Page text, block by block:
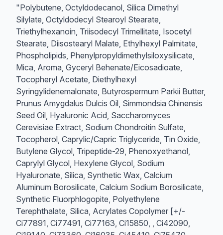
"Polybutene, Octyldodecanol, Silica Dimethyl
Silylate, Octyldodecyl Stearoyl Stearate,
Triethylhexanoin, Triisodecyl Trimellitate, Isocetyl
Stearate, Diisostearyl Malate, Ethylhexyl Palmitate,
Phospholipids, Phenylpropyldimethylsiloxysilicate,
Mica, Aroma, Gyceryl Behenate/Eicosadioate,
Tocopheryl Acetate, Diethylhexyl
Syringylidenemalonate, Butyrospermum Parkii Butter,
Prunus Amygdalus Dulcis Oil, Simmondsia Chinensis
Seed Oil, Hyaluronic Acid, Saccharomyces
Cerevisiae Extract, Sodium Chondroitin Sulfate,
Tocopherol, Caprylic/Capric Triglyceride, Tin Oxide,
Butylene Glycol, Tripeptide-29, Phenoxyethanol,
Caprylyl Glycol, Hexylene Glycol, Sodium
Hyaluronate, Silica, Synthetic Wax, Calcium
Aluminum Borosilicate, Calcium Sodium Borosilicate,
Synthetic Fluorphlogopite, Polyethylene
Terephthalate, Silica, Acrylates Copolymer [+/-
Ci77891, Ci77491, Ci77163, Ci15850, , Ci42090,